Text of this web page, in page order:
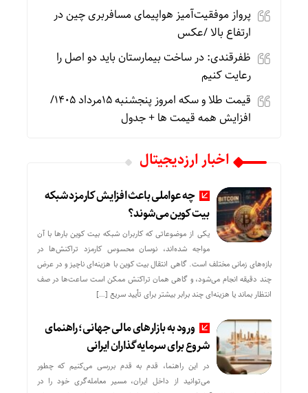
پرواز موفقیت‌آمیز هواپیمای مسافربری چین در
ارتفاع بالا /عکس
ظفرقندی: در ساخت بیمارستان باید دو اصل را
رعایت کنیم
قیمت طلا و سکه امروز پنجشنبه 15مرداد 1405/
افزایش همه قیمت ها + جدول
اخبار ارزدیجیتال
چه عواملی باعث افزایش کارمزد شبکه
بیت کوین می‌شوند؟
یکی از موضوعاتی که کاربران شبکه بیت کوین بارها با آن
مواجه شده‌اند، نوسان محسوس کارمزد تراکنش‌ها در
بازه‌های زمانی مختلف است. گاهی انتقال بیت کوین با هزینه‌ای ناچیز و در عرض
چند دقیقه انجام می‌شود، و گاهی همان تراکنش ممکن است ساعت‌ها در صف
انتظار بماند یا هزینه‌ای چند برابر بیشتر برای تأیید سریع […]
ورود به بازارهای مالی جهانی؛ راهنمای
شروع برای سرمایه‌گذاران ایرانی
در این راهنما، قدم به قدم بررسی می‌کنیم که چطور
می‌توانید از داخل ایران، مسیر معامله‌گری خود را در